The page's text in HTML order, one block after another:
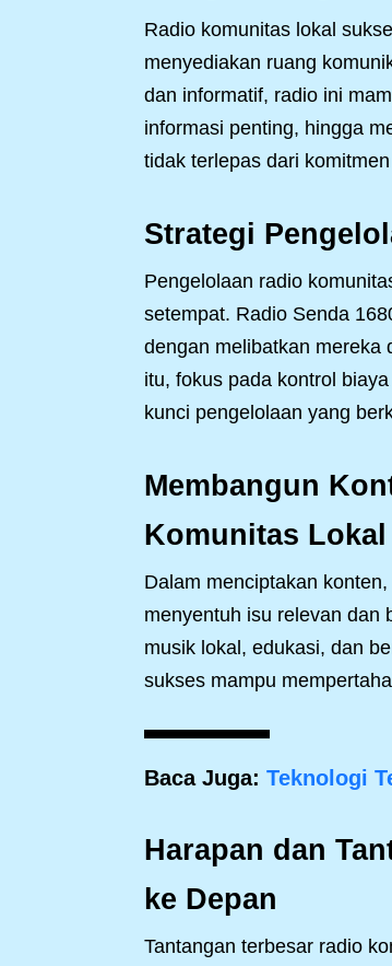
Radio komunitas lokal
menyediakan ruang
dan informatif, radio ini
informasi penting, hingga
tidak terlepas dari
Strategi
Pengelolaan radio
setempat. Radio Senda
dengan melibatkan mereka
itu, fokus pada kontrol
kunci pengelolaan yang
Membangun
Komunitas Lokal
Dalam menciptakan
menyentuh isu relevan dan
musik lokal, edukasi, dan
sukses mampu
Baca Juga: Teknologi
Harapan dan
ke Depan
Tantangan terbesar radio